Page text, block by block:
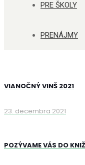
PRE ŠKOLY
PRENÁJMY
VIANOČNÝ VINŠ 2021
23. decembra 2021
POZÝVAME VÁS DO